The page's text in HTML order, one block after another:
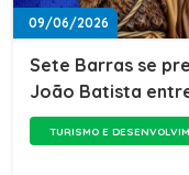
09/06/2026
Sete Barras se
João Batista
TURISMO E